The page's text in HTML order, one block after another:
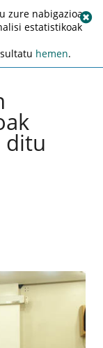
ditu
zure nabigazioa
estatistikoak
hemen.